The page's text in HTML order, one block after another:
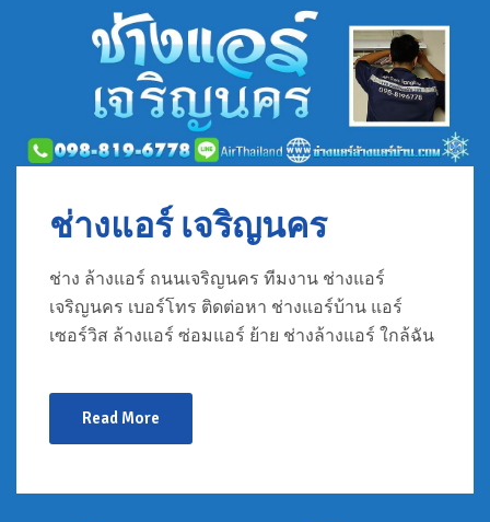
ช่างแอร์ เจริญนคร
ช่าง ล้างแอร์ ถนนเจริญนคร ทีมงาน ช่างแอร์
เจริญนคร เบอร์โทร ติดต่อหา ช่างแอร์บ้าน แอร์
เซอร์วิส ล้างแอร์ ซ่อมแอร์ ย้าย ช่างล้างแอร์ ใกล้ฉัน
Read More